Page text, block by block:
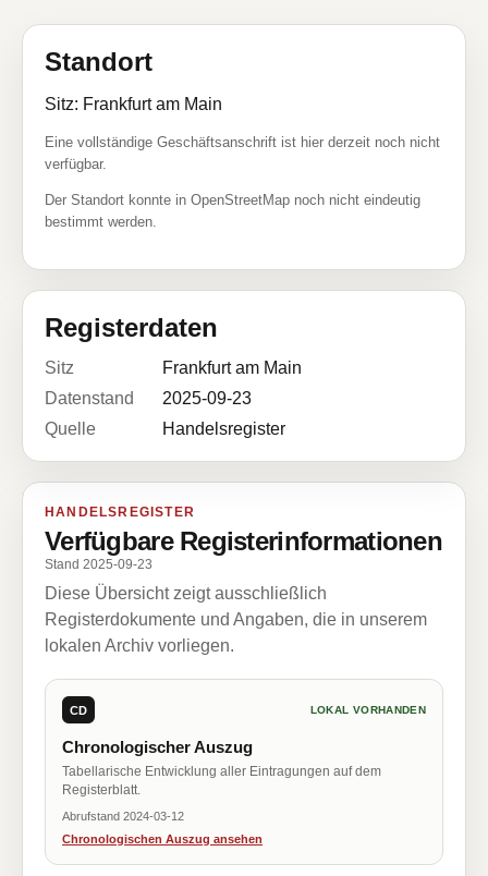
Standort
Sitz: Frankfurt am Main
Eine vollständige Geschäftsanschrift ist hier derzeit noch nicht
verfügbar.
Der Standort konnte in OpenStreetMap noch nicht eindeutig
bestimmt werden.
Registerdaten
Sitz
Frankfurt am Main
Datenstand
2025-09-23
Quelle
Handelsregister
HANDELSREGISTER
Verfügbare Registerinformationen
Stand 2025-09-23
Diese Übersicht zeigt ausschließlich
Registerdokumente und Angaben, die in unserem
lokalen Archiv vorliegen.
CD LOKAL VORHANDEN
Chronologischer Auszug
Tabellarische Entwicklung aller Eintragungen auf dem
Registerblatt.
Abrufstand 2024-03-12
Chronologischen Auszug ansehen